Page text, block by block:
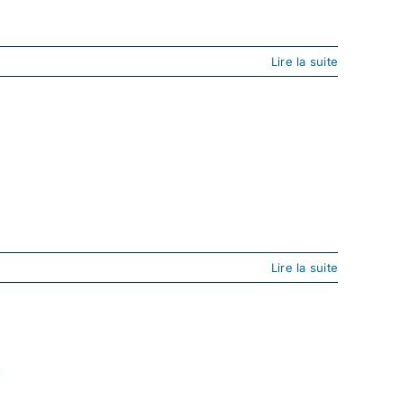
Lire la suite
Lire la suite